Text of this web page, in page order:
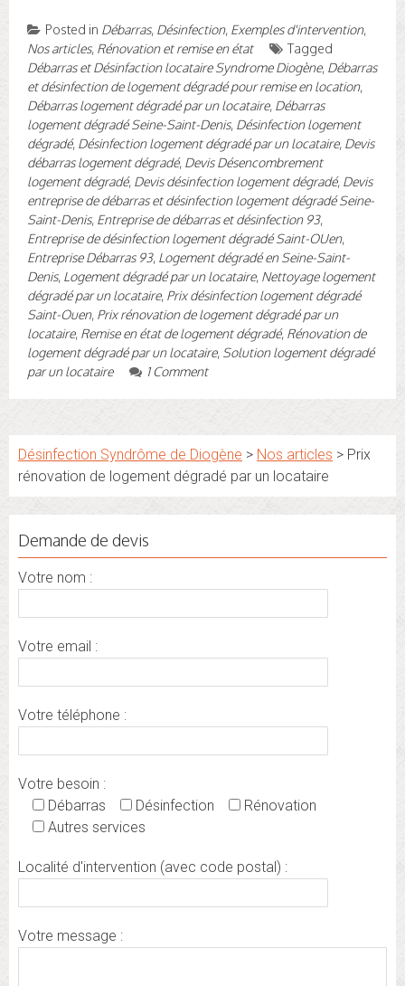
Posted in Débarras, Désinfection, Exemples d'intervention,
Nos articles, Rénovation et remise en état
Tagged
Débarras et Désinfaction locataire Syndrome Diogène, Débarras
et désinfection de logement dégradé pour remise en location,
Débarras logement dégradé par un locataire, Débarras
logement dégradé Seine-Saint-Denis, Désinfection logement
dégradé, Désinfection logement dégradé par un locataire, Devis
débarras logement dégradé, Devis Désencombrement
logement dégradé, Devis désinfection logement dégradé, Devis
entreprise de débarras et désinfection logement dégradé Seine-
Saint-Denis, Entreprise de débarras et désinfection 93,
Entreprise de désinfection logement dégradé Saint-OUen,
Entreprise Débarras 93, Logement dégradé en Seine-Saint-
Denis, Logement dégradé par un locataire, Nettoyage logement
dégradé par un locataire, Prix désinfection logement dégradé
Saint-Ouen, Prix rénovation de logement dégradé par un
locataire, Remise en état de logement dégradé, Rénovation de
logement dégradé par un locataire, Solution logement dégradé
par un locataire
1 Comment
Désinfection Syndrôme de Diogène > Nos articles > Prix
rénovation de logement dégradé par un locataire
Demande de devis
Votre nom :
Votre email :
Votre téléphone :
Votre besoin :
Débarras
Désinfection
Rénovation
Autres services
Localité d'intervention (avec code postal) :
Votre message :